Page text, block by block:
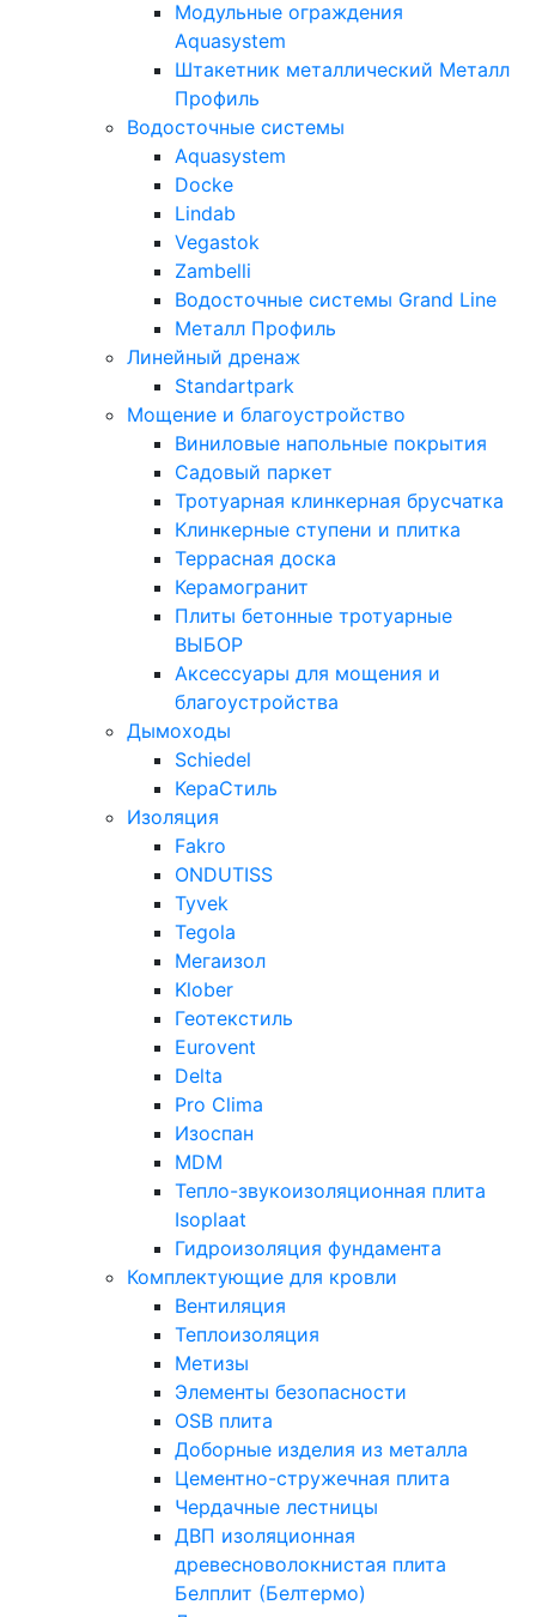
Модульные ограждения
Aquasystem
Штакетник металлический Металл
Профиль
Водосточные системы
Aquasystem
Docke
Lindab
Vegastok
Zambelli
Водосточные системы Grand Line
Металл Профиль
Линейный дренаж
Standartpark
Мощение и благоустройство
Виниловые напольные покрытия
Садовый паркет
Тротуарная клинкерная брусчатка
Клинкерные ступени и плитка
Террасная доска
Керамогранит
Плиты бетонные тротуарные
ВЫБОР
Аксессуары для мощения и
благоустройства
Дымоходы
Schiedel
КераСтиль
Изоляция
Fakro
ONDUTISS
Tyvek
Tegola
Мегаизол
Klober
Геотекстиль
Eurovent
Delta
Pro Clima
Изоспан
MDM
Тепло-звукоизоляционная плита
Isoplaat
Гидроизоляция фундамента
Комплектующие для кровли
Вентиляция
Теплоизоляция
Метизы
Элементы безопасности
OSB плита
Доборные изделия из металла
Цементно-стружечная плита
Чердачные лестницы
ДВП изоляционная
древесноволокнистая плита
Белплит (Белтермо)